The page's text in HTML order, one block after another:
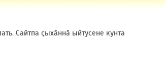
Сайтпа ҫыхӑннӑ ыйтусене кунта